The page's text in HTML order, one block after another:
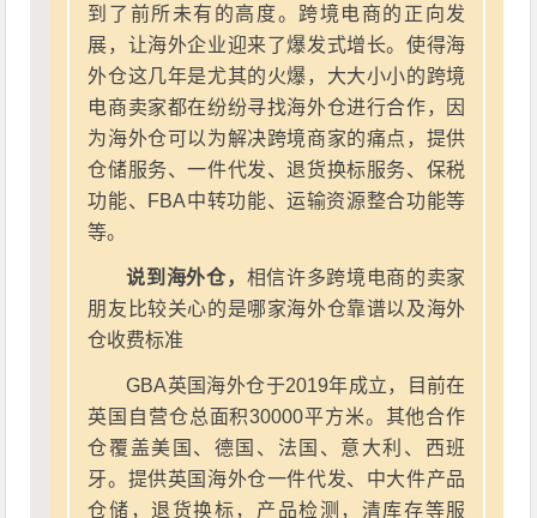
到了前所未有的高度。跨境电商的正向发
展，让海外企业迎来了爆发式增长。使得海
外仓这几年是尤其的火爆，大大小小的跨境
电商卖家都在纷纷寻找海外仓进行合作，因
为海外仓可以为解决跨境商家的痛点，提供
仓储服务、一件代发、退货换标服务、保税
功能、FBA中转功能、运输资源整合功能等
等。
说到海外仓， 相信许多跨境电商的卖家
朋友比较关心的是哪家海外仓靠谱以及海外
仓收费标准
GBA英国海外仓于2019年成立，目前在
英国自营仓总面积30000平方米。其他合作
仓覆盖美国、德国、法国、意大利、西班
牙。提供英国海外仓一件代发、中大件产品
仓储，退货换标，产品检测，清库存等服